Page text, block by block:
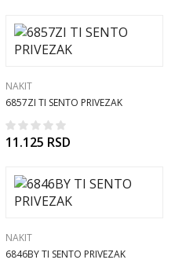
NAKIT
6857ZI TI SENTO PRIVEZAK
11.125 RSD
NAKIT
6846BY TI SENTO PRIVEZAK